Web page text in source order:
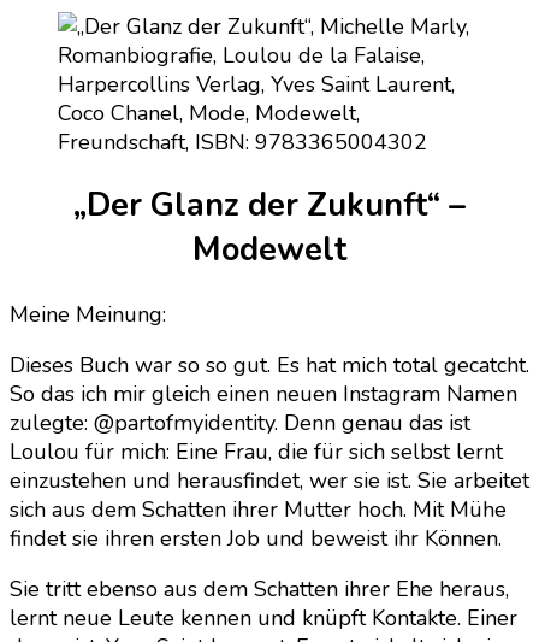
„Der Glanz der Zukunft“ –
Modewelt
Meine Meinung:
Dieses Buch war so so gut. Es hat mich total gecatcht.
So das ich mir gleich einen neuen Instagram Namen
zulegte: @partofmyidentity. Denn genau das ist
Loulou für mich: Eine Frau, die für sich selbst lernt
einzustehen und herausfindet, wer sie ist. Sie arbeitet
sich aus dem Schatten ihrer Mutter hoch. Mit Mühe
findet sie ihren ersten Job und beweist ihr Können.
Sie tritt ebenso aus dem Schatten ihrer Ehe heraus,
lernt neue Leute kennen und knüpft Kontakte. Einer